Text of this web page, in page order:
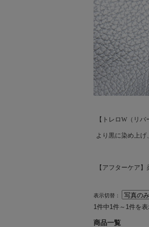
【トレロW（リ
より黒に染め上げ
【アフターケア
表示切替：
1件中1件～1件を
商品一覧